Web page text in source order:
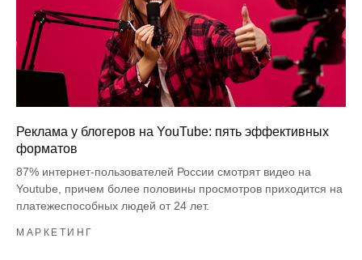
Реклама у блогеров на YouTube: пять эффективных
форматов
87% интернет-пользователей России смотрят видео на
Youtube, причем более половины просмотров приходится на
платежеспособных людей от 24 лет.
МАРКЕТИНГ